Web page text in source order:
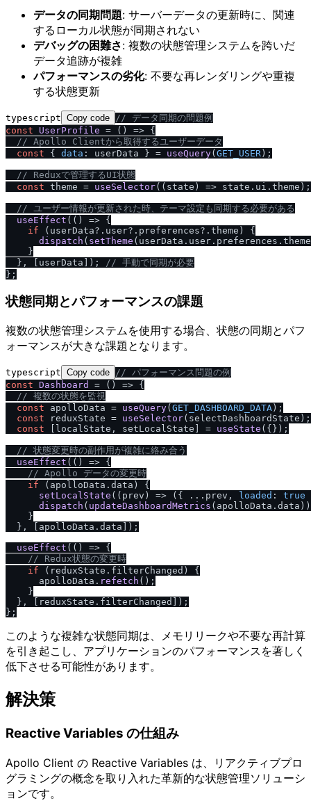
データの同期問題: サーバーデータの更新時に、関連
するローカル状態が同期されない
デバッグの困難さ: 複数の状態管理システムを跨いだ
データ追跡が複雑
パフォーマンスの劣化: 不要な再レンダリングや重複
する状態更新
typescript Copy code / / データ同期の問題例
const
UserProfile = ( ) => {
/ / Apollo Clientから取得するユーザーデータ
const { data : userData } = useQuery( GET_USER );
/ / Reduxで管理するUI状態
const theme = useSelector( ( state ) => state. ui . theme );
/ / ユーザー情報が更新された時、テーマ設定も同期する必要がある
useEffect ( () => {
if (userData?. user?. preferences?. theme ) {
dispatch ( setTheme (userData. user . preferences . theme
    }
  }, [userData]);
/ / 手動で同期が必要
状態同期とパフォーマンスの課題
複数の状態管理システムを使用する場合、状態の同期とパフ
ォーマンスが大きな課題となります。
typescript Copy code // パフォーマンス問題の例
const Dashboard = ( ) => {
// 複数の状態を監視
const apolloData = useQuery( GET_DASHBOARD_DATA );
const reduxState = useSelector(selectDashboardState);
const [localState, setLocalState] = useState ({});
// 状態変更時の副作用が複雑に絡み合う
useEffect ( () => {
// Apollo データの変更時
if (apolloData. data ) {
setLocalState ( ( prev ) => ({ ...prev, loaded : true
dispatch ( updateDashboardMetrics (apolloData. data
    }
  }, [apolloData.
data ]);
useEffect ( () => {
// Redux状態の変更時
if (reduxState. filterChanged ) {
      apolloData.
refetch ();
    }
  }, [reduxState.
filterChanged
]);
このような複雑な状態同期は、メモリリークや不要な再計算
を引き起こし、アプリケーションのパフォーマンスを著しく
低下させる可能性があります。
解決策
Reactive Variables の仕組み
Apollo Client の Reactive Variables は、リアクティブプロ
グラミングの概念を取り入れた革新的な状態管理ソリューシ
ョンです。